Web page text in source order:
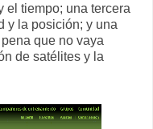
el tiempo; una tercera
y la posición; y una
que no vaya
de satélites y la